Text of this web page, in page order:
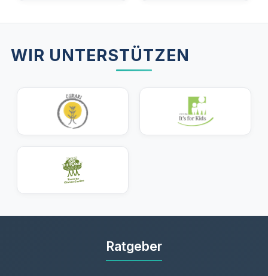
WIR UNTERSTÜTZEN
Ratgeber